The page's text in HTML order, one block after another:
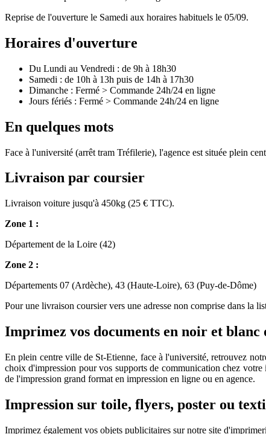
Reprise de l'ouverture le Samedi aux horaires habituels le 05/09.
Horaires d'ouverture
Du Lundi au Vendredi : de 9h à 18h30
Samedi : de 10h à 13h puis de 14h à 17h30
Dimanche : Fermé > Commande 24h/24 en ligne
Jours fériés : Fermé > Commande 24h/24 en ligne
En quelques mots
Face à l'université (arrêt tram Tréfilerie), l'agence est située plein
Livraison par coursier
Livraison voiture jusqu'à 450kg (25 € TTC).
Zone 1 :
Département de la Loire (42)
Zone 2 :
Départements 07 (Ardèche), 43 (Haute-Loire), 63 (Puy-de-Dôme)
Pour une livraison coursier vers une adresse non comprise dans la
Imprimez vos documents en noir et blanc
En plein centre ville de St-Etienne, face à l'université, retrouvez
choix d'impression pour vos supports de communication chez
de l'impression grand format en impression en ligne ou en agence.
Impression sur toile, flyers, poster ou
Imprimez également vos objets publicitaires sur notre site